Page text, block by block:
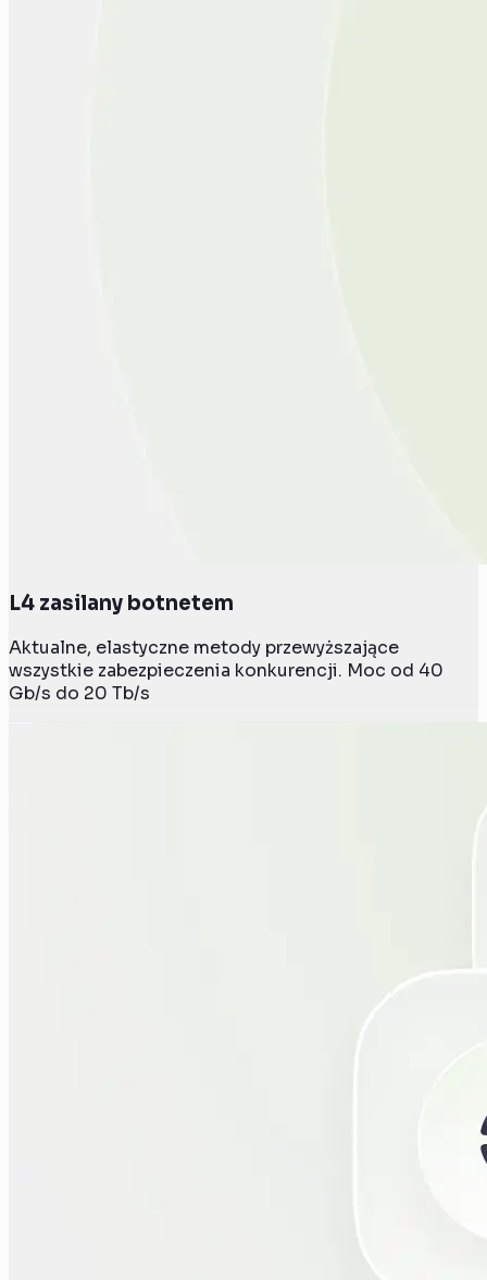
L4 zasilany botnetem
Aktualne, elastyczne metody przewyższające
wszystkie zabezpieczenia konkurencji. Moc od 40
Gb/s do 20 Tb/s